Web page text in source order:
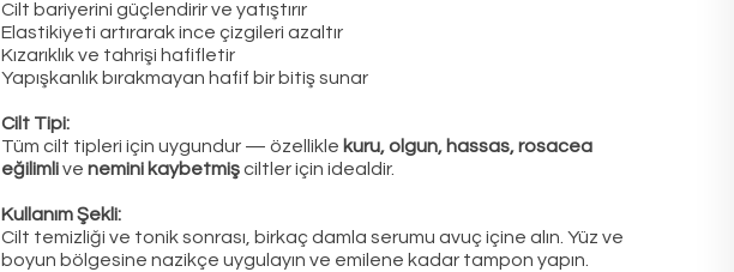
Cilt bariyerini güçlendirir ve yatıştırır
Elastikiyeti artırarak ince çizgileri azaltır
Kızarıklık ve tahrişi hafifletir
Yapışkanlık bırakmayan hafif bir bitiş sunar
Cilt Tipi:
Tüm cilt tipleri için uygundur — özellikle kuru, olgun, hassas, rosacea
eğilimlivenemini kaybetmişciltler için idealdir.
Kullanım Şekli:
Cilt temizliği ve tonik sonrası, birkaç damla serumu avuç içine alın. Yüz ve
boyun bölgesine nazikçe uygulayın ve emilene kadar tampon yapın.